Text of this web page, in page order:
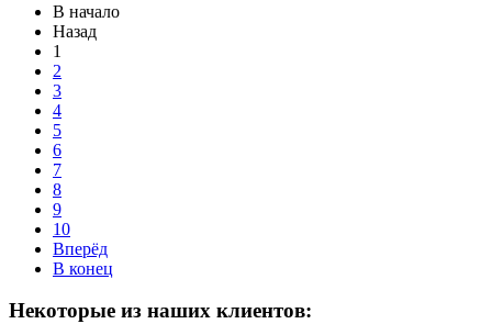
В начало
Назад
1
2
3
4
5
6
7
8
9
10
Вперёд
В конец
Некоторые из наших клиентов: